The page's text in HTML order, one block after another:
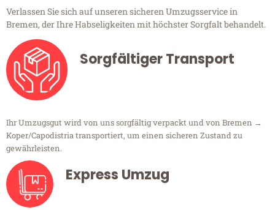
Verlassen Sie sich auf unseren sicheren Umzugsservice in
Bremen, der Ihre Habseligkeiten mit höchster Sorgfalt behandelt.
Sorgfältiger Transport
Ihr Umzugsgut wird von uns sorgfältig verpackt und von Bremen →
Koper/Capodistria transportiert, um einen sicheren Zustand zu
gewährleisten.
Express Umzug